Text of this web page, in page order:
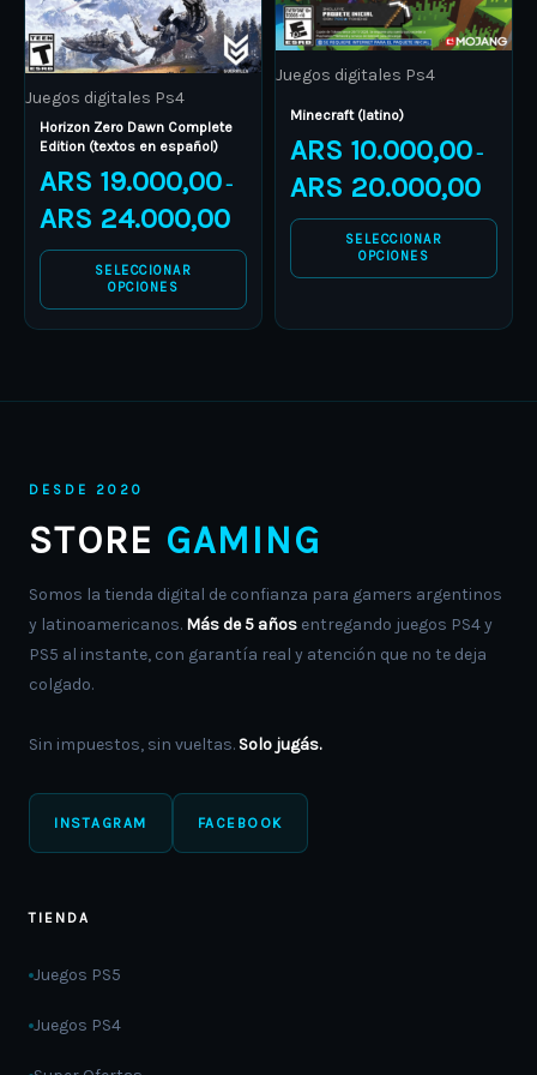
Juegos digitales Ps4
Horizon Zero Dawn Complete
Edition (textos en español)
ARS 19.000,00 –
ARS 24.000,00
SELECCIONAR
OPCIONES
may
be
chosen
on
the
product
Juegos digitales Ps4
Minecraft (latino)
ARS 10.000,00 –
ARS 20.000,00
SELECCIONAR
OPCIONES
may
be
on
product
DESDE 2020
STORE GAMING
Somos la tienda digital de confianza para gamers argentinos
y latinoamericanos. Más de 5 años entregando juegos PS4 y
PS5 al instante, con garantía real y atención que no te deja
colgado.
Sin impuestos, sin vueltas. Solo jugás.
INSTAGRAM FACEBOOK
TIENDA
Juegos PS5
Juegos PS4